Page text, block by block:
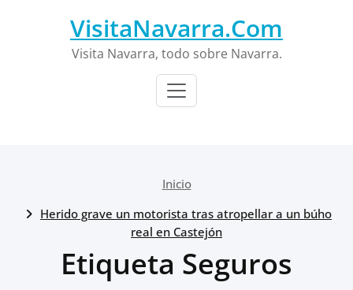
VisitaNavarra.Com
Visita Navarra, todo sobre Navarra.
Inicio
Herido grave un motorista tras atropellar a un búho
real en Castejón
Etiqueta Seguros